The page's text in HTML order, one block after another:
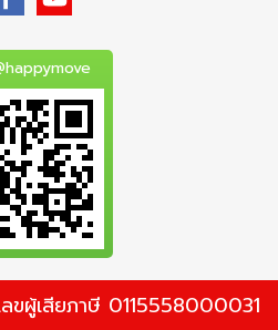
ผู้เสียภาษี 0115558000031